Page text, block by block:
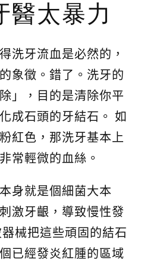
醫太暴力
洗牙流血是必然的，
象徵。錯了。洗牙的
」，目的是清除你平
成石頭的牙結石。 如
紅色，那洗牙基本上
常輕微的血絲。
身就是個細菌大本
激牙齦，導致慢性發
械把這些頑固的結石
已經發炎紅腫的區域